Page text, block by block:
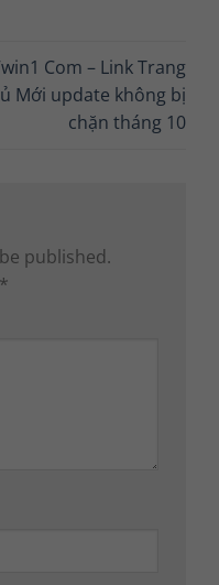
Com – Link Trang
Mới update không bị
chặn tháng 10
published.
*